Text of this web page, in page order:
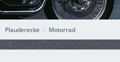
Plauderecke Motorrad